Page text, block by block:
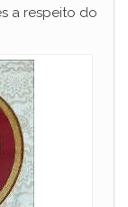
a respeito do